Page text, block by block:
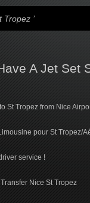
Tropez ’
A Jet Set
St Tropez from Nice
pour St Tropez/
service !
Nice St Tropez